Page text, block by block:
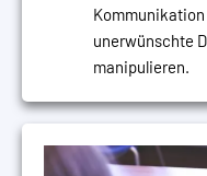
unerwünschte
manipulieren.